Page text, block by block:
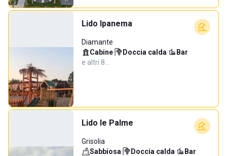
Lido Ipanema
Diamante
Cabine· Doccia calda· Bar·
e altri 8…
Lido le Palme
Grisolia
Sabbiosa· Doccia calda· Bar·